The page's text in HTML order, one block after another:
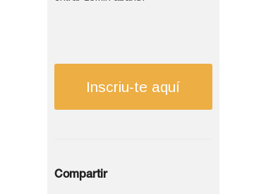
Inscriu-te aquí
Compartir